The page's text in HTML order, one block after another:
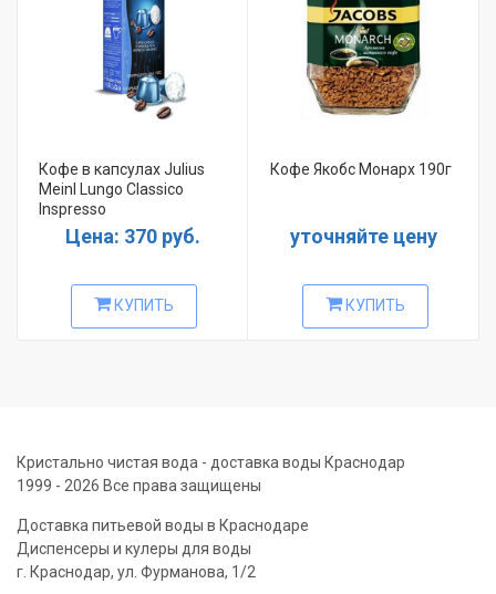
Кофе в капсулах Julius
Meinl Lungo Classico
Inspresso
Цена: 370 руб.
КУПИТЬ
Кофе Якобс Монарх 190г
уточняйте цену
КУПИТЬ
Кристально чистая вода - доставка воды Краснодар
1999 - 2026 Все права защищены
Доставка питьевой воды в Краснодаре
Диспенсеры и кулеры для воды
г. Краснодар, ул. Фурманова, 1/2